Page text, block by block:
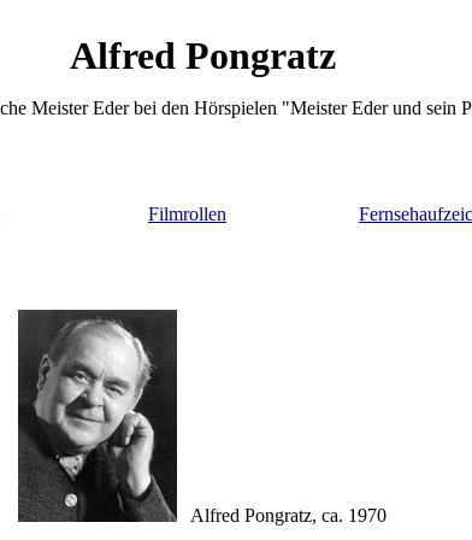
Alfred Pongratz
Meister Eder bei den Hörspielen "Meister Eder und sein
Filmrollen
Alfred Pongratz, ca. 1970